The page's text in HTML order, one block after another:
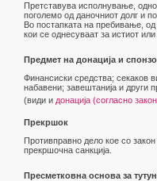
Претставува исполнување,
поголемо од даночниот долг и
Во постапката на пребивање,
кои се однесуваат за истиот
Предмет на донација и
Финансиски средства; секаков
набавени; завештанија и други
(види и донација (согласно
Прекршок
Противправно дело кое со
прекршочна санкција.
Пресметковна основа за